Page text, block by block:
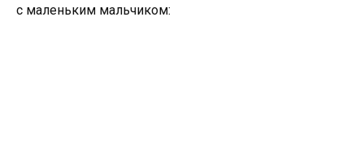
с маленьким мальчиком: